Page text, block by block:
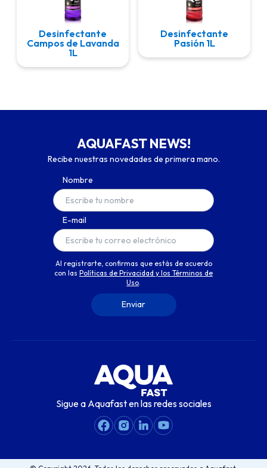
Desinfectante
Campos de Lavanda
1L
Desinfectante
Pasión 1L
AQUAFAST NEWS!
Recibe nuestras novedades de primera mano.
Nombre
E-mail
Al registrarte, confirmas que estás de acuerdo
con las Políticas de Privacidad y los Términos de
Uso
Sigue a Aquafast en las redes sociales